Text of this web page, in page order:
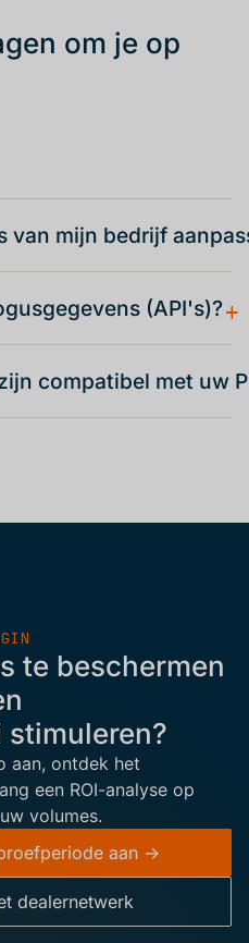
om je op
van mijn bedrijf
(API's)?+
compatibel met uw
te beschermen
stimuleren?
aan, ontdek het
een ROI-analyse op
volumes.
aan ->
dealernetwerk